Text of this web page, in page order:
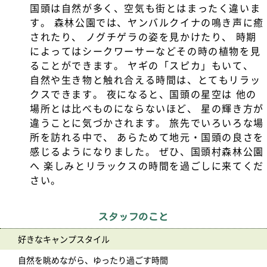
国頭は自然が多く、空気も街とはまったく違いま
す。 森林公園では、ヤンバルクイナの鳴き声に癒
されたり、 ノグチゲラの姿を見かけたり、 時期
によってはシークワーサーなどその時の植物を見
ることができます。 ヤギの「スピカ」もいて、
自然や生き物と触れ合える時間は、とてもリラッ
クスできます。 夜になると、国頭の星空は 他の
場所とは比べものにならないほど、 星の輝き方が
違うことに気づかされます。 旅先でいろいろな場
所を訪れる中で、 あらためて地元・国頭の良さを
感じるようになりました。 ぜひ、国頭村森林公園
へ 楽しみとリラックスの時間を過ごしに来てくだ
さい。
スタッフのこと
好きなキャンプスタイル
自然を眺めながら、ゆったり過ごす時間